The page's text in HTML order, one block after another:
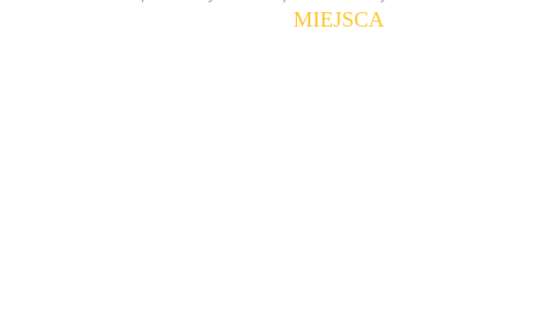
MIEJSCA